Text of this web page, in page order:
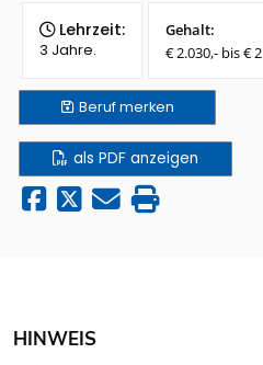
Lehrzeit:
3 Jahre.
Gehalt:
€ 2.030,- bis €
Berufmerken
als PDF anzeigen
HINWEIS